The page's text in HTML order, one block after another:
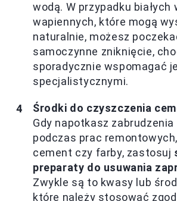
wodą. W przypadku białych
wapiennych, które mogą
naturalnie, możesz
samoczynne zniknięcie,
sporadycznie wspomagać
specjalistycznymi.
Środki do czyszczenia
Gdy napotkasz zabrudzenia
podczas prac
cement czy farby, zastosuj
preparaty do usuwania
Zwykle są to kwasy lub
które należy stosować